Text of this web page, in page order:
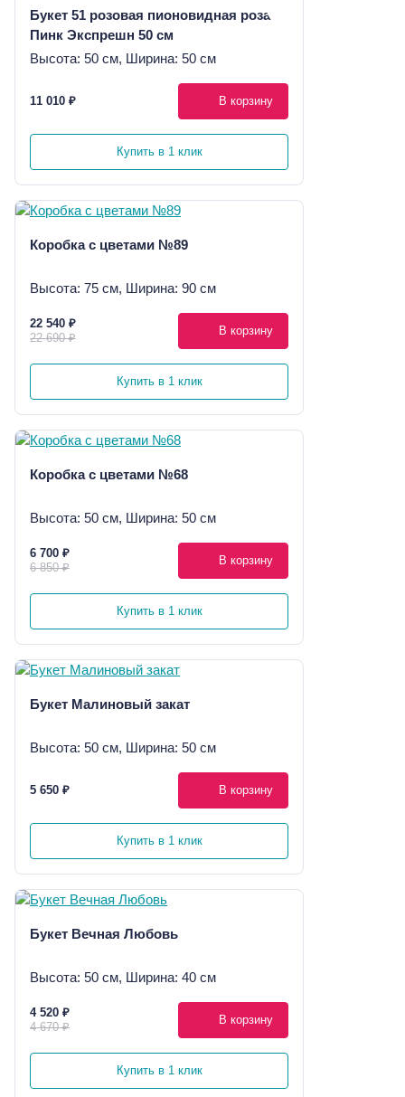
Букет 51 розовая пионовидная роза
Пинк Экспрешн 50 см
Высота: 50 см, Ширина: 50 см
11 010 ₽ В корзину
Купить в 1 клик
Коробка с цветами №89
Высота: 75 см, Ширина: 90 см
22 540 ₽
22 690 ₽
В корзину
Купить в 1 клик
Коробка с цветами №68
Высота: 50 см, Ширина: 50 см
6 700 ₽
6 850 ₽
В корзину
Купить в 1 клик
Букет Малиновый закат
Высота: 50 см, Ширина: 50 см
5 650 ₽ В корзину
Купить в 1 клик
Букет Вечная Любовь
Высота: 50 см, Ширина: 40 см
4 520 ₽
4 670 ₽
В корзину
Купить в 1 клик